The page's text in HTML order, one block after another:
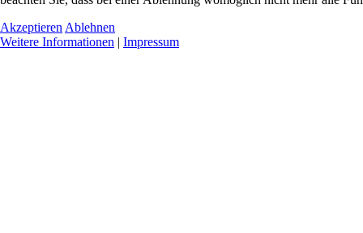
Akzeptieren Ablehnen
Weitere Informationen | Impressum